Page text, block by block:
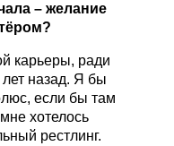
– желание
карьеры, ради
назад. Я бы
если бы там
хотелось
рестлинг.